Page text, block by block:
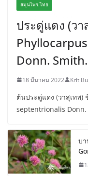
สมุนไพร.ไทย
ประดู่แดง (ว
Donn. Smith.
18 มีนาคม 2022 Krit
ต้นประดู่แดง (วาสุเทพ)
septentrionalis Donn.
บา